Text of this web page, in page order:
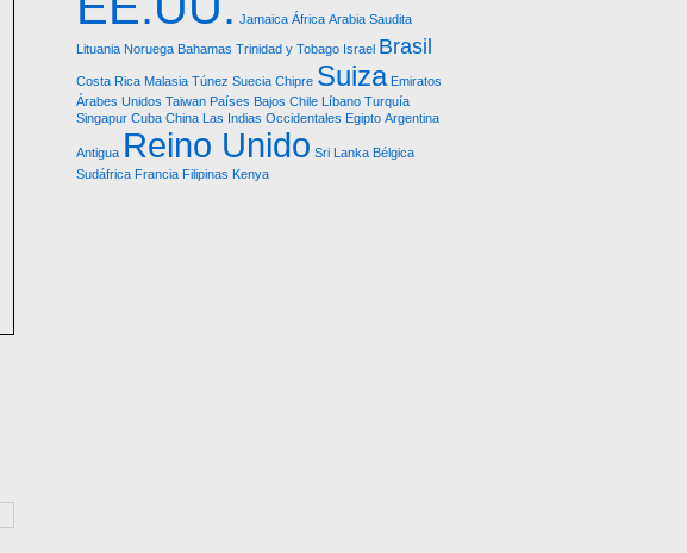
Jamaica África Arabia Saudita
Lituania Noruega Bahamas Trinidad y Tobago Israel Brasil
Costa Rica Malasia Túnez Suecia Chipre Suiza Emiratos
Árabes Unidos Taiwan Países Bajos Chile Líbano Turquía
Singapur Cuba China Las Indias Occidentales Egipto Argentina
Antigua Reino Unido Sri Lanka Bélgica
Sudáfrica Francia Filipinas Kenya